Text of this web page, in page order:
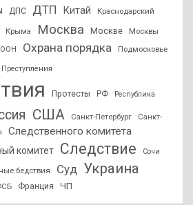
ДПС ДТП Китай Краснодарский
Крыма Москва Москве Москвы
ООН Охрана порядка Подмосковье
Преступления
Протесты РФ Республика
США Санкт-Петербург
Санкт-
Следственного комитета
комитет Следствие Сочи
бедствия Суд Украина
Франция ЧП